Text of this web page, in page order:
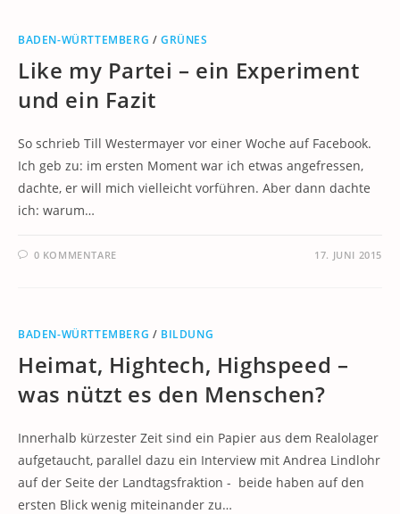
BADEN-WÜRTTEMBERG /GRÜNES
Like my Partei – ein Experiment
und ein Fazit
So schrieb Till Westermayer vor einer Woche auf Facebook.
Ich geb zu: im ersten Moment war ich etwas angefressen,
dachte, er will mich vielleicht vorführen. Aber dann dachte
ich: warum…
0 KOMMENTARE 17. JUNI 2015
BADEN-WÜRTTEMBERG / BILDUNG
Heimat, Hightech, Highspeed –
was nützt es den Menschen?
Innerhalb kürzester Zeit sind ein Papier aus dem Realolager
aufgetaucht, parallel dazu ein Interview mit Andrea Lindlohr
auf der Seite der Landtagsfraktion - beide haben auf den
ersten Blick wenig miteinander zu…